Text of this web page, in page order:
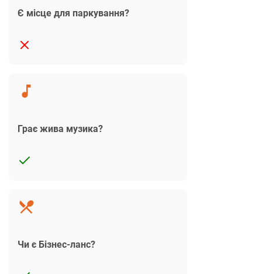
Є місце для паркування?
Грає жива музика?
Чи є Бізнес-ланс?